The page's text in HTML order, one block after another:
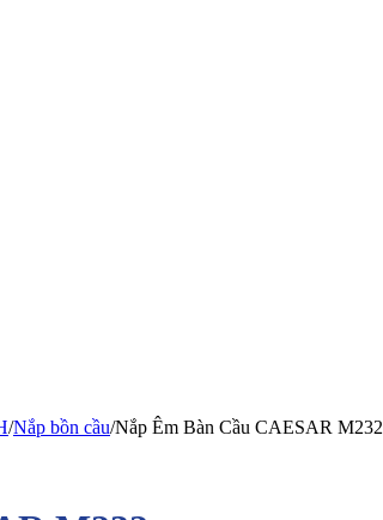
/Nắp bồn cầu/Nắp Êm Bàn Cầu CAESAR M232